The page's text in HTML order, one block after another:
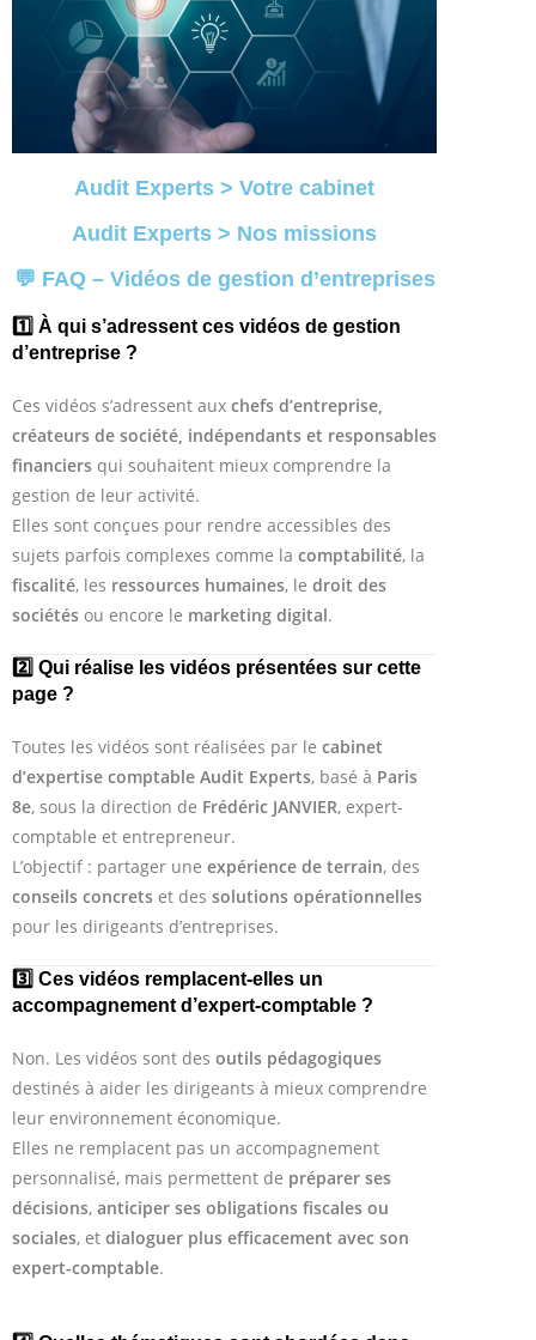
Audit Experts > Votre cabinet
Audit Experts > Nos missions
💬 FAQ – Vidéos de gestion d’entreprises
1️⃣ À qui s’adressent ces vidéos de gestion
d’entreprise ?
Ces vidéos s’adressent aux chefs d’entreprise,
créateurs de société, indépendants et responsables
financiers qui souhaitent mieux comprendre la
gestion de leur activité.
Elles sont conçues pour rendre accessibles des
sujets parfois complexes comme la comptabilité, la
fiscalité, les ressources humaines, le droit des
sociétés ou encore le marketing digital.
2️⃣ Qui réalise les vidéos présentées sur cette
page ?
Toutes les vidéos sont réalisées par le cabinet
d’expertise comptable Audit Experts, basé à Paris
8e, sous la direction de Frédéric JANVIER, expert-
comptable et entrepreneur.
L’objectif : partager une expérience de terrain, des
conseils concrets et des solutions opérationnelles
pour les dirigeants d’entreprises.
3️⃣ Ces vidéos remplacent-elles un
accompagnement d’expert-comptable ?
Non. Les vidéos sont des outils pédagogiques
destinés à aider les dirigeants à mieux comprendre
leur environnement économique.
Elles ne remplacent pas un accompagnement
personnalisé, mais permettent de préparer ses
décisions, anticiper ses obligations fiscales ou
sociales, et dialoguer plus efficacement avec son
expert-comptable.